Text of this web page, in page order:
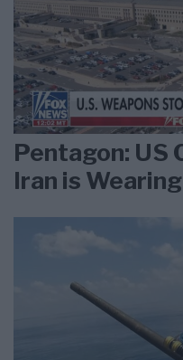
Pentagon: US
Iran is